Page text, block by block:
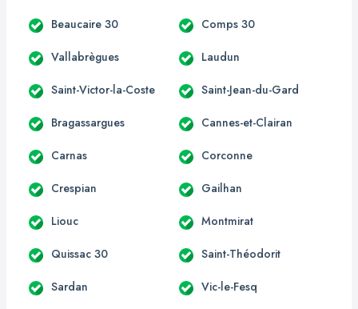
Beaucaire 30 Comps 30
Vallabrègues Laudun
Saint-Victor-la-Coste Saint-Jean-du-Gard
Bragassargues Cannes-et-Clairan
Carnas Corconne
Crespian Gailhan
Liouc Montmirat
Quissac 30 Saint-Théodorit
Sardan Vic-le-Fesq